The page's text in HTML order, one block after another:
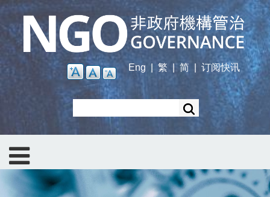
Skip
main
content
Eng
繁 | 简 订阅快讯